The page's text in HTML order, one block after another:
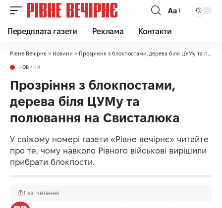
Аа
Передплата газети Реклама Контакти
Рівне Вечірнє > Новини > Прозріння з блокпостами, дерева біля ЦУМу та полювання на Свисталюка
НОВИНИ
Прозріння з блокпостами,
дерева біля ЦУМу та
полювання на Свисталюка
У свіжому номері газети «Рівне вечірнє» читайте
про те, чому навколо Рівного військові вирішили
прибрати блокпости.
1 хв. читання